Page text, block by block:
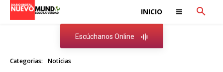
INICIO
Escúchanos Online
Categorias: Noticias